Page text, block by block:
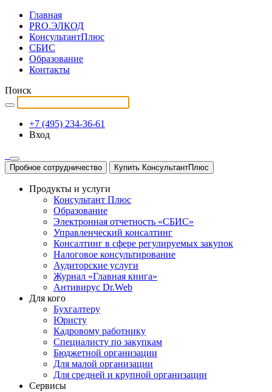
Главная
PRO.ЭЛКОД
КонсультантПлюс
СБИС
Образование
Контакты
Поиск
+7 (495) 234-36-61
Вход
Пробное сотрудничество Купить КонсультантПлюс
Продукты и услуги
Консультант Плюс
Образование
Электронная отчетность «СБИС»
Управленческий консалтинг
Консалтинг в сфере регулируемых закупок
Налоговое консультирование
Аудиторские услуги
Журнал «Главная книга»
Антивирус Dr.Web
Для кого
Бухгалтеру
Юристу
Кадровому работнику
Специалисту по закупкам
Бюджетной организации
Для малой организации
Для средней и крупной организации
Сервисы